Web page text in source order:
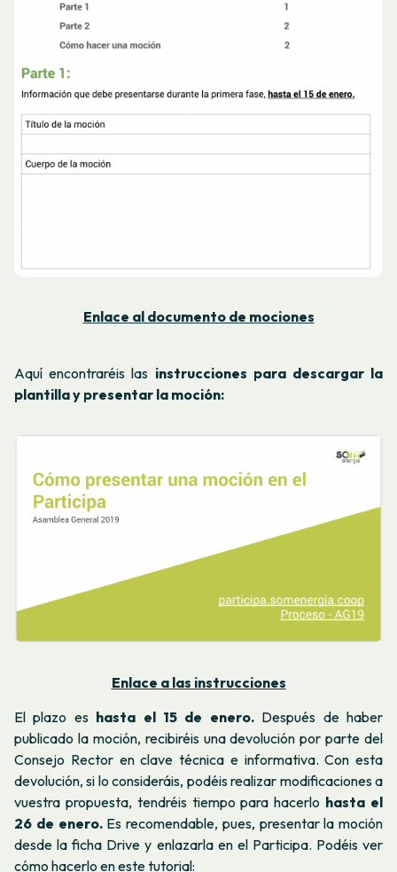
Enlace al documento de mociones
Aquí encontraréis las instrucciones para descargar la
plantilla y presentar la moción:
Enlace a las instrucciones
El plazo eshasta el 15 de enero.Después de haber
publicado la moción, recibiréis una devolución por parte del
Consejo Rector en clave técnica e informativa. Con esta
devolución, si lo consideráis, podéis realizar modificaciones a
vuestra propuesta, tendréis tiempo para hacerlo hasta el
26 de enero. Es recomendable, pues, presentar la moción
desde la ficha Drive y enlazarla en el Participa. Podéis ver
cómo hacerlo en este tutorial: